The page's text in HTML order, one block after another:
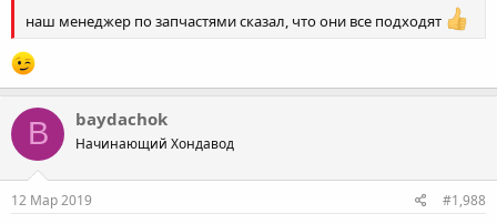
наш менеджер по запчастями сказал, что они все подходят
B baydachok
Начинающий Хондавод
12 Мар 2019 #1,988